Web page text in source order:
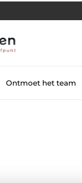
Ontmoet het team